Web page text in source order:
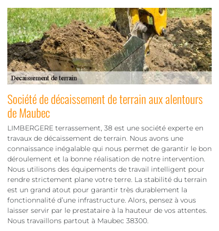
Société de décaissement de terrain aux alentours
de Maubec
LIMBERGERE terrassement, 38 est une société experte en
travaux de décaissement de terrain. Nous avons une
connaissance inégalable qui nous permet de garantir le bon
déroulement et la bonne réalisation de notre intervention.
Nous utilisons des équipements de travail intelligent pour
rendre strictement plane votre terre. La stabilité du terrain
est un grand atout pour garantir très durablement la
fonctionnalité d’une infrastructure. Alors, pensez à vous
laisser servir par le prestataire à la hauteur de vos attentes.
Nous travaillons partout à Maubec 38300.